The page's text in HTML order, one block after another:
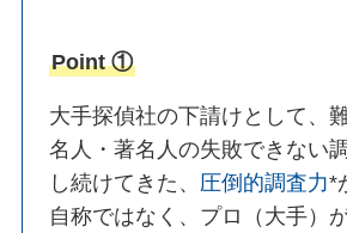
Point ①
大手探偵社の下請けとして、
名人・著名人の失敗できない
し続けてきた、 圧倒的調査力*
自称ではなく、プロ（大手）